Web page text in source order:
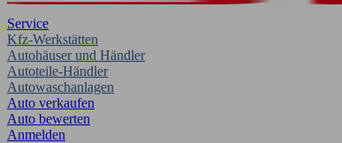
Service
Kfz-Werkstätten
Autohäuser und Händler
Autoteile-Händler
Autowaschanlagen
Auto verkaufen
Auto bewerten
Anmelden